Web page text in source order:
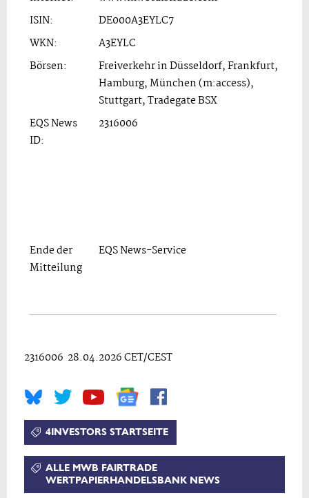
ISIN:
DE000A3EYLC7
WKN:
A3EYLC
Börsen:
Freiverkehr in Düsseldorf, Frankfurt,
Hamburg, München (m:access),
Stuttgart, Tradegate BSX
EQS News
ID:
2316006
Ende der
Mitteilung
EQS News-Service
2316006 28.04.2026 CET/CEST
4INVESTORS STARTSEITE
ALLE MWB FAIRTRADE
WERTPAPIERHANDELSBANK NEWS